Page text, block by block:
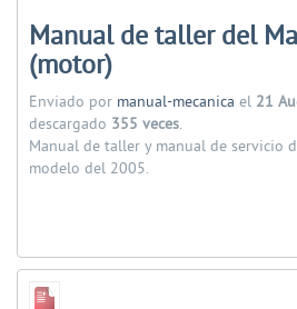
Manual de taller del
(motor)
Enviado por manual-mecanica el 21
descargado 355 veces.
Manual de taller y manual de servicio
modelo del 2005.